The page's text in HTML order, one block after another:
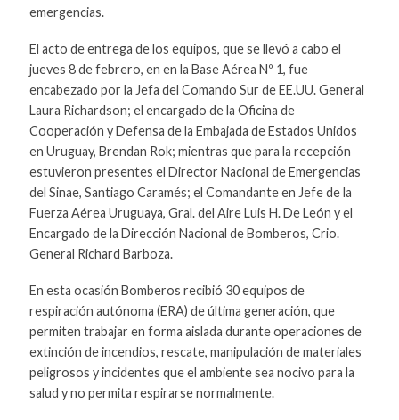
emergencias.
El acto de entrega de los equipos, que se llevó a cabo el
jueves 8 de febrero, en en la Base Aérea Nº 1, fue
encabezado por la Jefa del Comando Sur de EE.UU. General
Laura Richardson; el encargado de la Oficina de
Cooperación y Defensa de la Embajada de Estados Unidos
en Uruguay, Brendan Rok; mientras que para la recepción
estuvieron presentes el Director Nacional de Emergencias
del Sinae, Santiago Caramés; el Comandante en Jefe de la
Fuerza Aérea Uruguaya, Gral. del Aire Luis H. De León y el
Encargado de la Dirección Nacional de Bomberos, Crio.
General Richard Barboza.
En esta ocasión Bomberos recibió 30 equipos de
respiración autónoma (ERA) de última generación, que
permiten trabajar en forma aislada durante operaciones de
extinción de incendios, rescate, manipulación de materiales
peligrosos y incidentes que el ambiente sea nocivo para la
salud y no permita respirarse normalmente.